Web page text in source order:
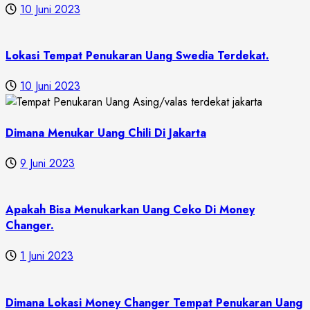
10 Juni 2023
Lokasi Tempat Penukaran Uang Swedia Terdekat.
10 Juni 2023
Dimana Menukar Uang Chili Di Jakarta
9 Juni 2023
Apakah Bisa Menukarkan Uang Ceko Di Money
Changer.
1 Juni 2023
Dimana Lokasi Money Changer Tempat Penukaran Uang